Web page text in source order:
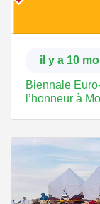
il y a 10
Biennale
l’honneur à